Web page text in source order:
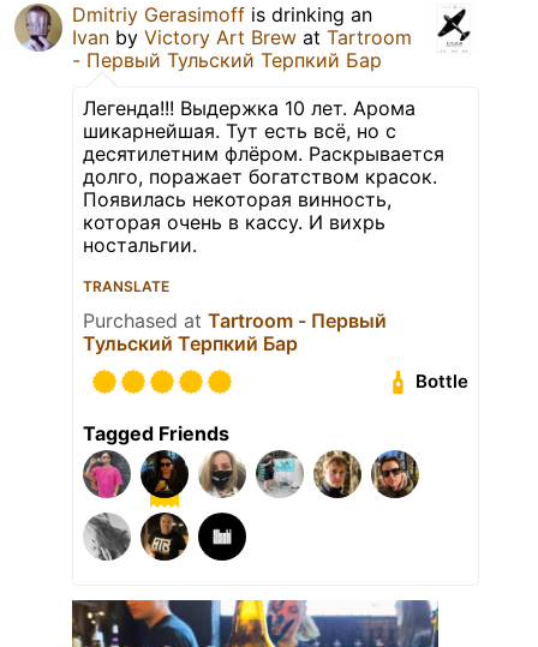
Dmitriy Gerasimoff is drinking an
Ivan by Victory Art Brew at Tartroom
- Первый Тульский Терпкий Бар
Легенда!!! Выдержка 10 лет. Арома
шикарнейшая. Тут есть всё, но с
десятилетним флёром. Раскрывается
долго, поражает богатством красок.
Появилась некоторая винность,
которая очень в кассу. И вихрь
ностальгии.
TRANSLATE
Purchased at Tartroom - Первый
Тульский Терпкий Бар
Bottle
Tagged Friends